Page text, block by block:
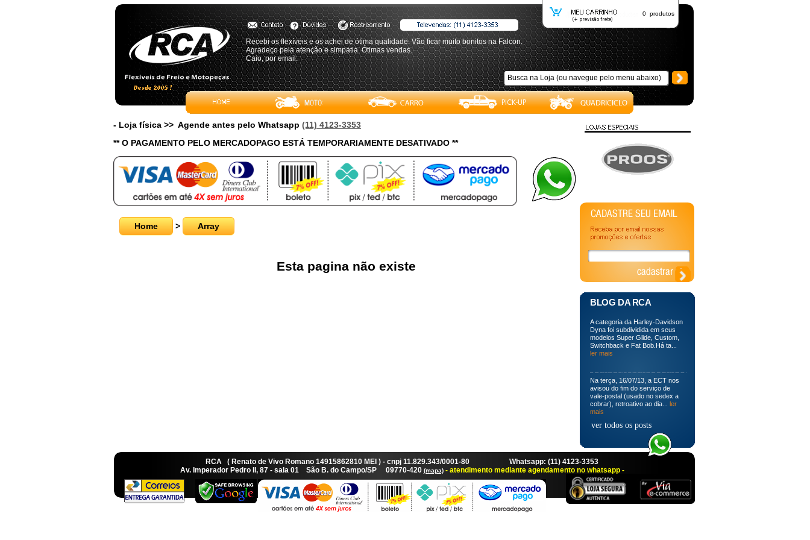
0 produtos
Recebi os flexíveis e os achei de ótima qualidade. Vão ficar muito bonitos na Falcon.
Agradeço pela atenção e simpatia. Ótimas vendas.
Caio, por email.
- Loja física >> Agende antes pelo Whatsapp (11) 4123-3353
** O PAGAMENTO PELO MERCADOPAGO ESTÁ TEMPORARIAMENTE DESATIVADO **
Home > Array
Esta pagina não existe
BLOG DA RCA
A categoria da Harley-Davidson
Dyna foi subdividida em seus
modelos Super Glide, Custom,
Switchback e Fat Bob.Há ta...
ler mais
Na terça, 16/07/13, a ECT nos
avisou do fim do serviço de
vale-postal (usado no sedex a
cobrar), retroativo ao dia... ler
mais
ver todos os posts
RCA ( Renato de Vivo Romano 14915862810 MEI ) - cnpj 11.829.343/0001-80 Whatsapp: (11) 4123-3353
Av. Imperador Pedro II, 87 - sala 01 São B. do Campo/SP 09770-420 (mapa) - atendimento mediante agendamento no whatsapp -